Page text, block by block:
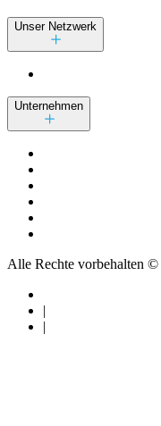
Unser Netzwerk
Unternehmen
Alle Rechte vorbehalten
|
|